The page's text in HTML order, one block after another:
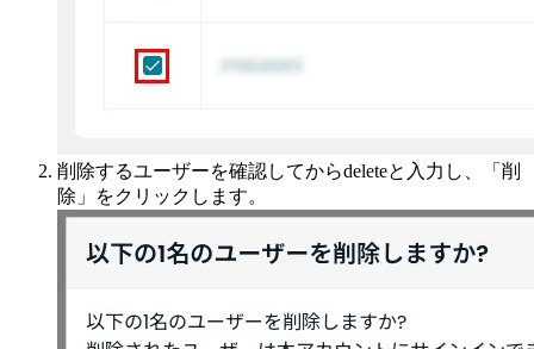
削除するユーザーを確認してからdeleteと入力し、「削
除」をクリックします。